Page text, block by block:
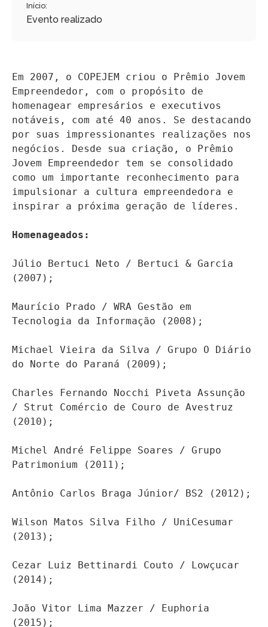
Início:
Evento realizado
Em 2007, o COPEJEM criou o Prêmio Jovem
Empreendedor, com o propósito de
homenagear empresários e executivos
notáveis, com até 40 anos. Se destacando
por suas impressionantes realizações nos
negócios. Desde sua criação, o Prêmio
Jovem Empreendedor tem se consolidado
como um importante reconhecimento para
impulsionar a cultura empreendedora e
inspirar a próxima geração de líderes.
Homenageados:
Júlio Bertuci Neto / Bertuci & Garcia
(2007);
Maurício Prado / WRA Gestão em
Tecnologia da Informação (2008);
Michael Vieira da Silva / Grupo O Diário
do Norte do Paraná (2009);
Charles Fernando Nocchi Piveta Assunção
/ Strut Comércio de Couro de Avestruz
(2010);
Michel André Felippe Soares / Grupo
Antônio Carlos Braga Júnior/ BS2 (2012);
Wilson Matos Silva Filho / UniCesumar
(2013);
Cezar Luiz Bettinardi Couto / Lowçucar
(2014);
João Vitor Lima Mazzer / Euphoria
(2015);